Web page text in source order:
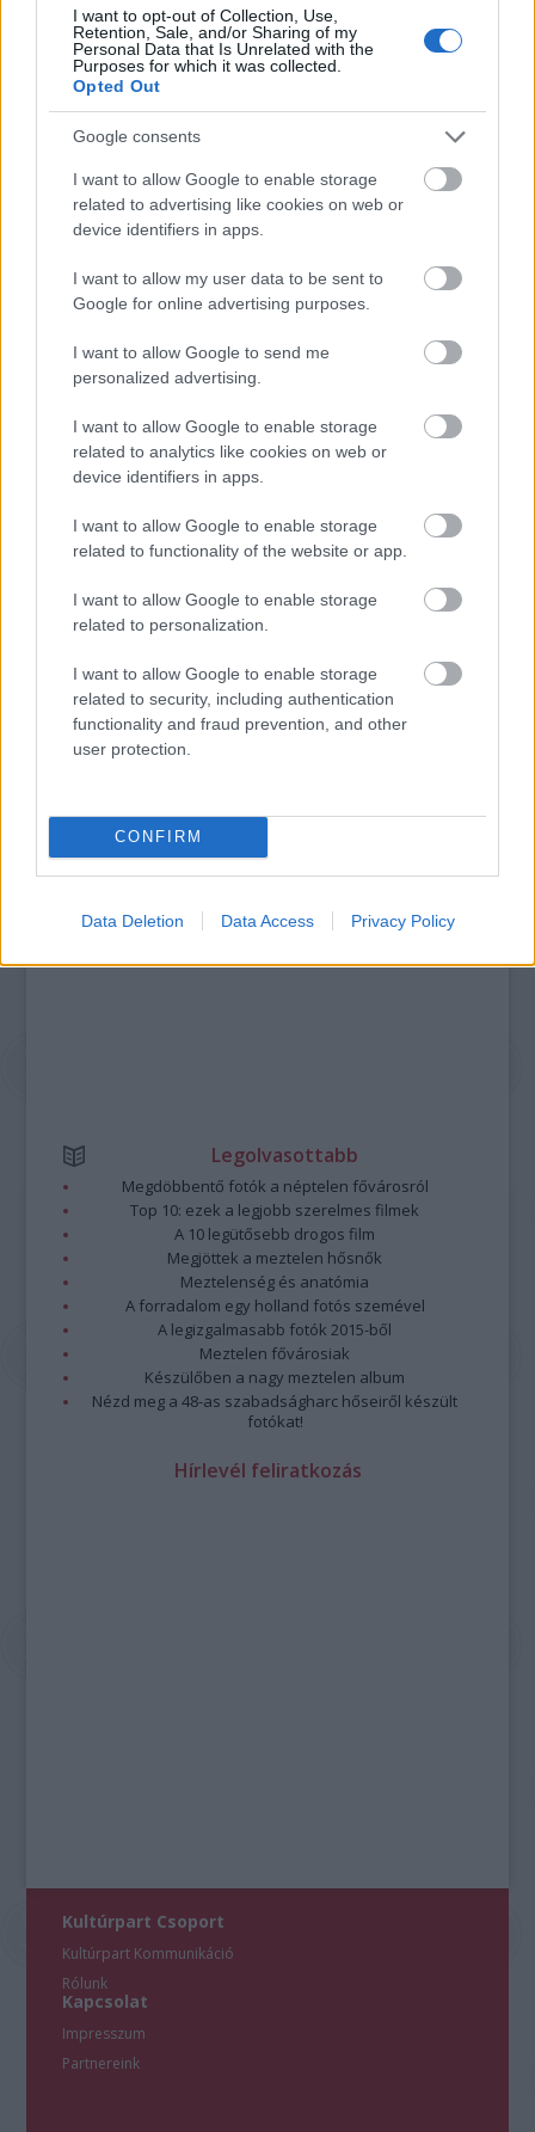
I want to opt-out of Collection, Use,
Retention, Sale, and/or Sharing of my
Personal Data that Is Unrelated with the
Purposes for which it was collected.
Opted Out
Google consents
I want to allow Google to enable storage
related to advertising like cookies on web or
device identifiers in apps.
I want to allow my user data to be sent to
Google for online advertising purposes.
I want to allow Google to send me
personalized advertising.
I want to allow Google to enable storage
related to analytics like cookies on web or
device identifiers in apps.
I want to allow Google to enable storage
related to functionality of the website or app.
I want to allow Google to enable storage
related to personalization.
I want to allow Google to enable storage
related to security, including authentication
functionality and fraud prevention, and other
user protection.
CONFIRM
Data Deletion Data Access Privacy Policy
Hollywoodi filmipar
ÉNEKMONDÓK A POLGÁRHÁBORÚBAN, DÁNOK
REVIVAL – RITMO FILMNAPOK A TOLDI MOZIBAN
AZAHRIAH A MAGYAR MOZIKAT IS MEGHÓDÍTJA
ELSTARTOLT A MŰVÉSZETEK VÖLGYE
https://kulturpart.hu/api/trackback/id/7911288
Kommentek:
nem vállal, azokat nem ellenőrzi. Kifogás esetén forduljon a blog szerkesztőjéhez.
Legolvasottabb
Megdöbbentő fotók a néptelen fővárosról
Top 10: ezek a legjobb szerelmes filmek
A 10 legütősebb drogos film
Megjöttek a meztelen hősnők
Meztelenség és anatómia
A forradalom egy holland fotós szemével
A legizgalmasabb fotók 2015-ből
Meztelen fővárosiak
Készülőben a nagy meztelen album
Nézd meg a 48-as szabadságharc hőseiről készült
fotókat!
Hírlevél feliratkozás
Kultúrpart Csoport
Kultúrpart Kommunikáció
Rólunk
Kapcsolat
Impresszum
Partnereink